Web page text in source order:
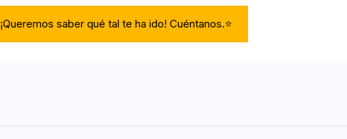
¡Queremos saber qué tal te ha ido! Cuéntanos.⭐